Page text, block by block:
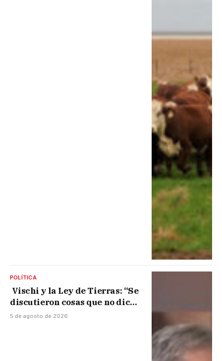
POLÍTICA
Vischi y la Ley de Tierras: “Se
discutieron cosas que no dice
la ley”
5 de agosto de 2026